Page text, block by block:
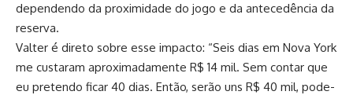
dependendo da proximidade do jogo e da antecedência da
reserva.
Valter é direto sobre esse impacto: “Seis dias em Nova York
me custaram aproximadamente R$ 14 mil. Sem contar que
eu pretendo ficar 40 dias. Então, serão uns R$ 40 mil, pode-